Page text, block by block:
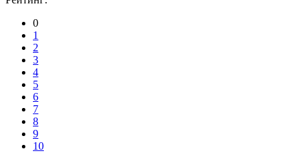
0
1
2
3
4
5
6
7
8
9
10